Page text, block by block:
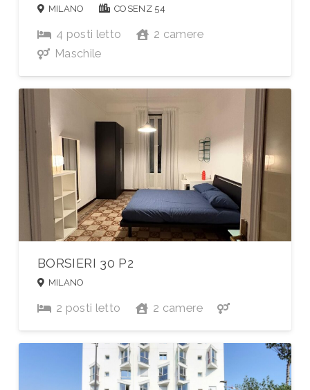
MILANO COSENZ 54
4 posti letto 2 camere
Maschile
BORSIERI 30 P2
MILANO
2 posti letto 2 camere